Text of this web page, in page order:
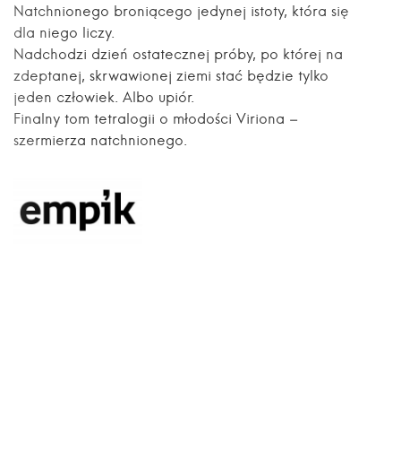
Natchnionego broniącego jedynej istoty, która się
dla niego liczy.
Nadchodzi dzień ostatecznej próby, po której na
zdeptanej, skrwawionej ziemi stać będzie tylko
jeden człowiek. Albo upiór.
Finalny tom tetralogii o młodości Viriona –
szermierza natchnionego.